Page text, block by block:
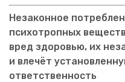
Незаконное
психотропных
вред здоровью, их
и влечёт
ответственность